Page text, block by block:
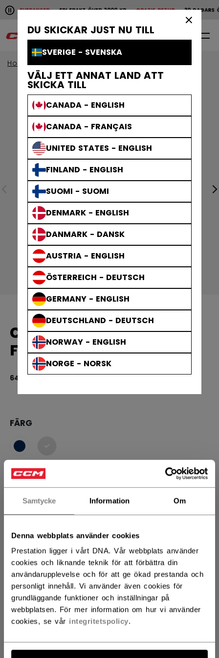
Samtycke Information Om
Denna webbplats använder cookies
Prestation ligger i vårt DNA. Vår webbplats använder
cookies och liknande teknik för att förbättra din
användarupplevelse och för att ge ökad prestanda och
personligt innehåll. Vi använder även cookies för
grundläggande funktioner och inställningar på
webbplatsen. För mer information om hur vi använder
cookies, se vår integritetspolicy.
DU SKICKAR JUST NU TILL
SVERIGE - SVENSKA
VÄLJ ETT ANNAT LAND ATT
SKICKA TILL
CANADA - ENGLISH
CANADA - FRANÇAIS
UNITED STATES - ENGLISH
FINLAND - ENGLISH
SUOMI - SUOMI
DENMARK - ENGLISH
DANMARK - DANSK
AUSTRIA - ENGLISH
ÖSTERREICH - DEUTSCH
GERMANY - ENGLISH
DEUTSCHLAND - DEUTSCH
NORWAY - ENGLISH
NORGE - NORSK
Pause the horizontal scroll animation.
LEVERANSERFRI FRAKT ÖVER 2000 KRGRATIS RETUR30 DAGARS
Snabba leveranser Fri frakt över 2000 kr
0
Home Kläder
CCM MATCHTRÖJA
FINLAND REPLICA BABY
649,00 kr
FÄRG
STORLEK STORLEKSGUIDE
80
ANTAL
LÄGG I VARUKORG
HITTA I BUTIK
Leveransvillkor Fria returer